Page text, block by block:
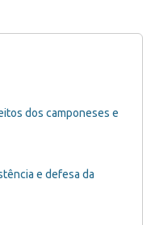
dos camponeses e
e defesa da